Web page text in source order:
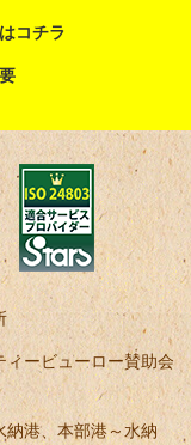
コチラ
ービューロー賛助会
納港、本部港～水納